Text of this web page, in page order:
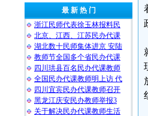
最 新 热 门
浙江民师代表徐玉林报料民
北京、江西、江苏民办代课
湖北数十民师集体进京 安陆
教师节全国多个省民办代课
四川珙县百名民办代课教师
全国民办代课教师明上访 代
四川宜宾民办代课教师召开
黑龙江庆安民办教师举报3
关于解决民办代课教师生活